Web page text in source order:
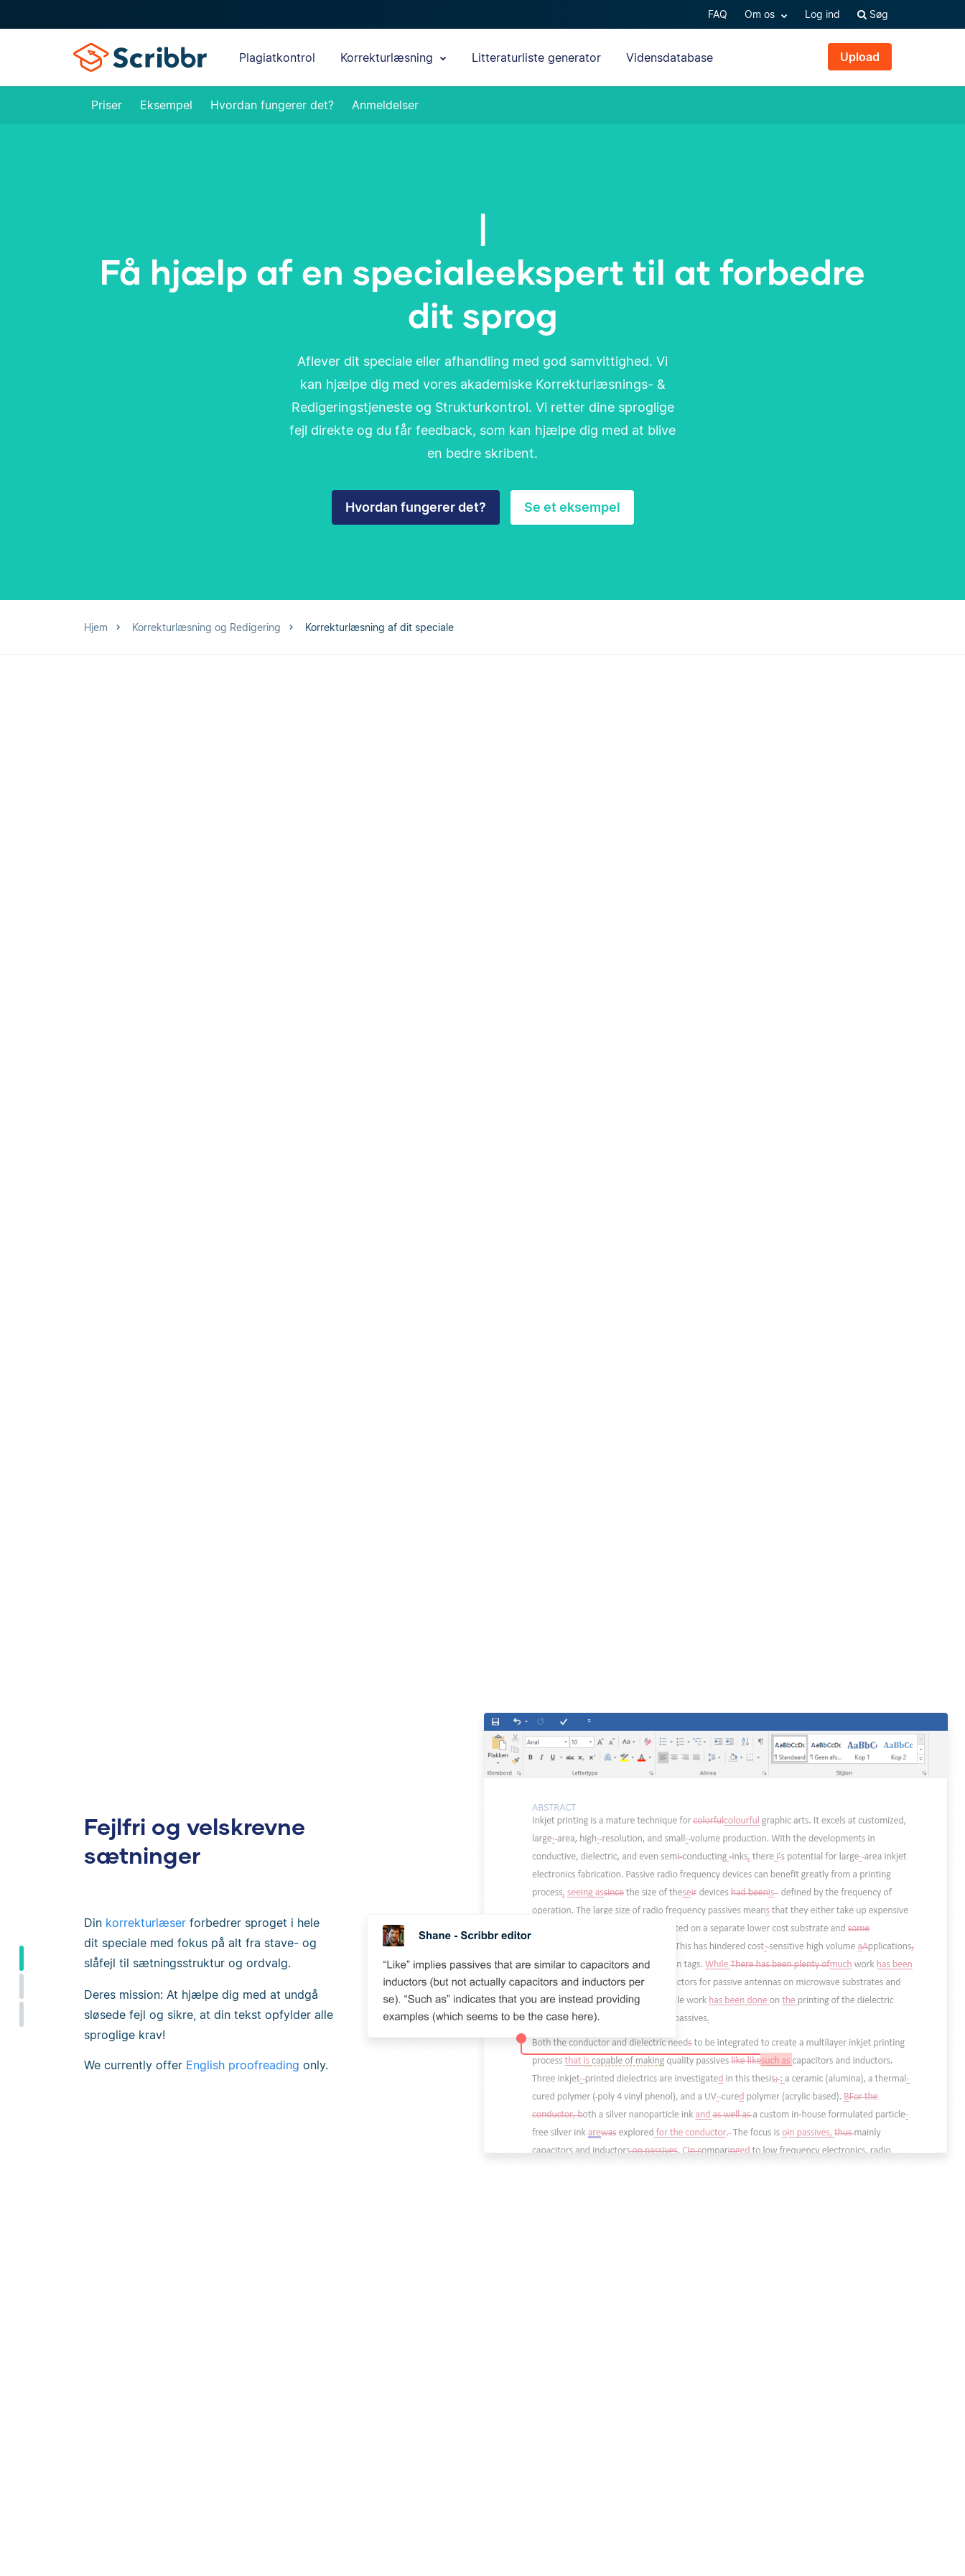
FAQ Om os Log ind Søg
Plagiatkontrol Korrekturlæsning Litteraturliste generator Vidensdatabase Upload
Priser Eksempel Hvordan fungerer det? Anmeldelser
Essay
Få hjælp af en specialeekspert til at forbedre
dit sprog
Aflever dit speciale eller afhandling med god samvittighed. Vi
kan hjælpe dig med vores akademiske Korrekturlæsnings- &
Redigeringstjeneste og Strukturkontrol. Vi retter dine sproglige
fejl direkte og du får feedback, som kan hjælpe dig med at blive
en bedre skribent.
Hvordan fungerer det? Se et eksempel
Hjem Korrekturlæsning og Redigering Korrekturlæsning af dit speciale
Fejlfri og velskrevne
sætninger
Din korrekturlæser forbedrer sproget i hele
dit speciale med fokus på alt fra stave- og
slåfejl til sætningsstruktur og ordvalg.
Deres mission: At hjælpe dig med at undgå
sløsede fejl og sikre, at din tekst opfylder alle
sproglige krav!
We currently offer English proofreading only.